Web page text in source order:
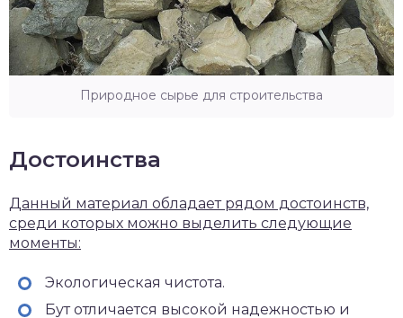
Природное сырье для строительства
Достоинства
Данный материал обладает рядом достоинств,
среди которых можно выделить следующие
моменты:
Экологическая чистота.
Бут отличается высокой надежностью и